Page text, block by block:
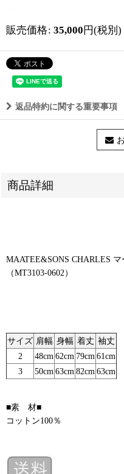
販売価格: 35,000 円(税別)
返品特約に関する重要事項
商品詳細
MAATEE&SONS CHARLES
（MT3103-0602）
サイズ 肩幅 身幅 着丈 袖丈
2
48cm 62cm 79cm 61cm
3
50cm 63cm 82cm 63cm
■素 材■
コットン100％